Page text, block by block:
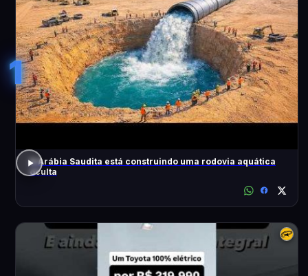
1
A Arábia Saudita está construindo uma rodovia aquática
oculta